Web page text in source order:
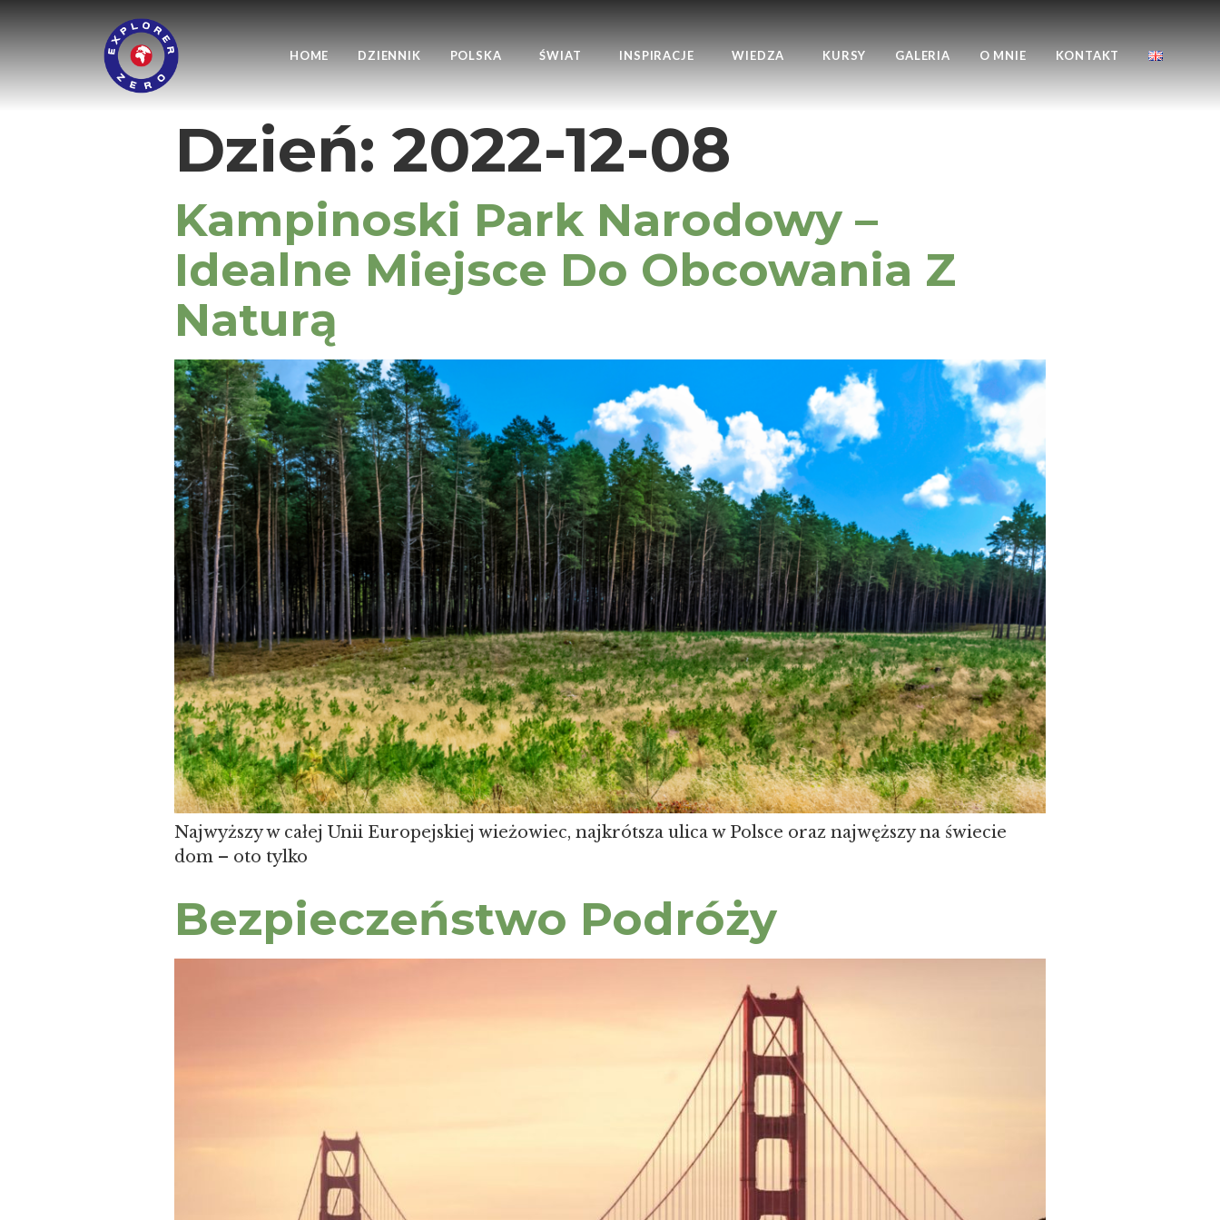
HOME DZIENNIK POLSKA ŚWIAT INSPIRACJE WIEDZA KURSY GALERIA O MNIE KONTAKT
Dzień: 2022-12-08
Kampinoski Park Narodowy –
Idealne Miejsce Do Obcowania Z
Naturą
Najwyższy w całej Unii Europejskiej wieżowiec, najkrótsza ulica w Polsce oraz najwęższy na świecie
dom – oto tylko
Bezpieczeństwo Podróży